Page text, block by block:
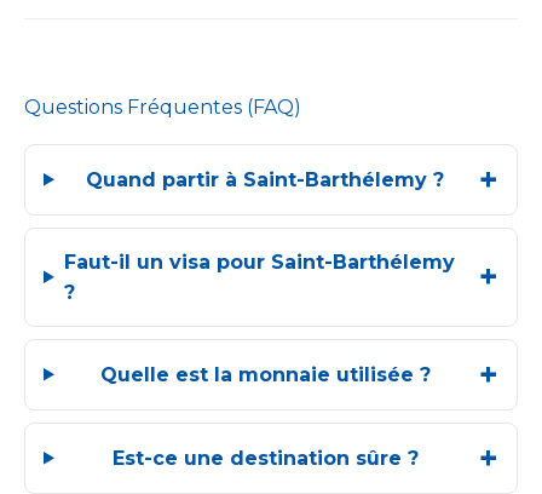
Questions Fréquentes (FAQ)
Quand partir à Saint-Barthélemy ?
Faut-il un visa pour Saint-Barthélemy
?
Quelle est la monnaie utilisée ?
Est-ce une destination sûre ?